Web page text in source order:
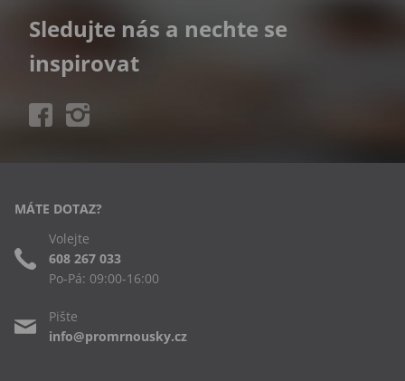
Sledujte nás a nechte se
inspirovat
MÁTE DOTAZ?
Volejte
608 267 033
Po-Pá: 09:00-16:00
Pište
info@promrnousky.cz